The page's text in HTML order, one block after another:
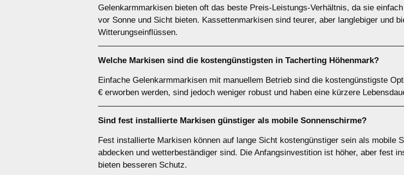
Gelenkarmmarkisen bieten oft das beste Preis-Leistungs-Verhältnis, da sie
vor Sonne und Sicht bieten. Kassettenmarkisen sind teurer, aber langlebiger und
Witterungseinflüssen.
Welche Markisen sind die kostengünstigsten in Tacherting Höhenmark?
Einfache Gelenkarmmarkisen mit manuellem Betrieb sind die kostengünstigste
€ erworben werden, sind jedoch weniger robust und haben eine kürzere
Sind fest installierte Markisen günstiger als mobile Sonnenschirme?
Fest installierte Markisen können auf lange Sicht kostengünstiger sein als mobile
abdecken und wetterbeständiger sind. Die Anfangsinvestition ist höher, aber fest
bieten besseren Schutz.